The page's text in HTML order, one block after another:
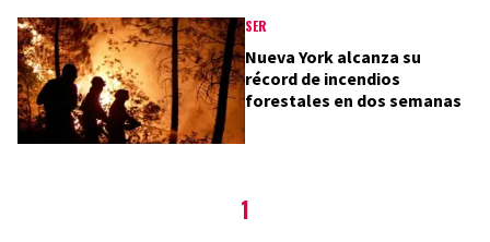
SER
Nueva York alcanza su
récord de incendios
forestales en dos semanas
1